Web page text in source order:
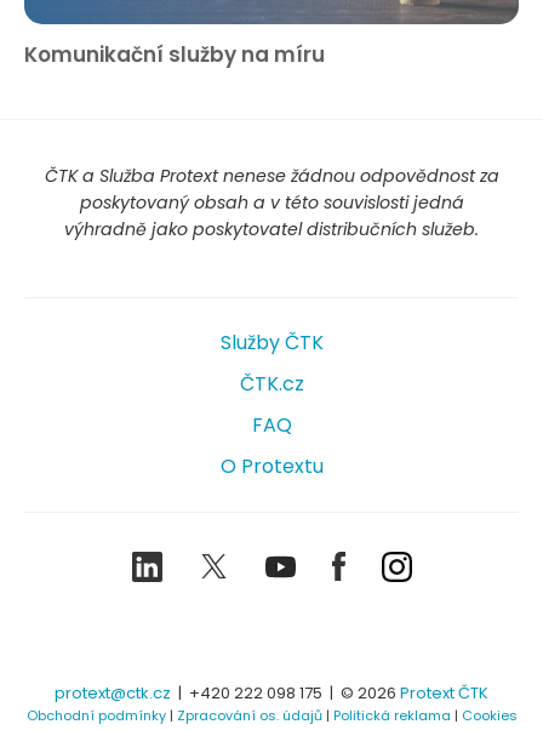
Komunikační služby na míru
ČTK a Služba Protext nenese žádnou odpovědnost za
poskytovaný obsah a v této souvislosti jedná
výhradně jako poskytovatel distribučních služeb.
Služby ČTK
ČTK.cz
FAQ
O Protextu
LinkedIn TwitterYoutubeFacebookInstagram
protext@ctk.cz | +420 222 098 175 | © 2026 Protext ČTK
Obchodní podmínky| Zpracování os. údajů| Politická reklama | Cookies